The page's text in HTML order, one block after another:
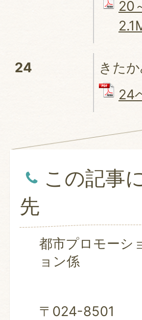
20
24
きた
24
この記事
先
都市プロモーシ
ョン係
〒024-8501